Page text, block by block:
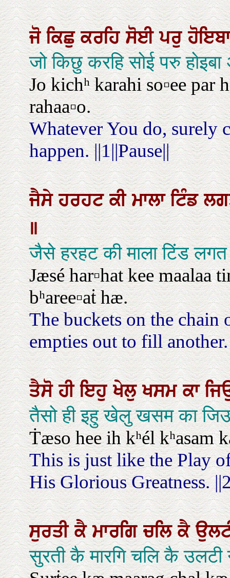
ਜੋਕਿਛੁਕਰਹਿਸੋਈਪਰੁ
जो किछु करहि सोई परु
Jo kichʰ karahi so▫ee par
rahaa▫o.
Whatever You do, surely
happen. ||1||Pause||
ਜੈਸੇਹਰਹਟਕੀਮਾਲਾਟਿੰਡ
॥
जैसे हरहट की माला टिंड
Jæsé har▫hat kee maalaa
bʰaree▫aṫ hæ.
The buckets on the chain
empties out to fill another.
ਤੈਸੋਹੀਇਹੁਖੇਲੁਖਸਮਕਾ
तैसो ही इहु खेलु खसम का
Ṫæso hee ih kʰél kʰasam
This is just like the Play
His Glorious Greatness.
ਸੁਰਤੀਕੈਮਾਰਗਿਚਲਿਕੈ
सुरती कै मारगि चलि कै उलटी